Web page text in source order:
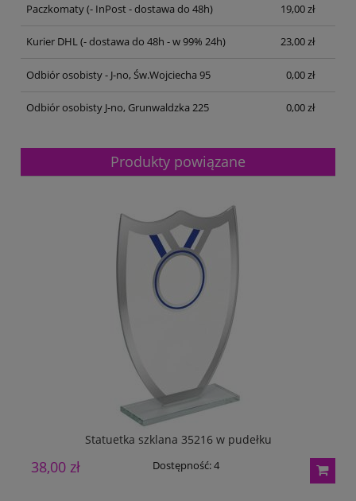
Paczkomaty(- InPost - dostawa do 48h) 19,00 zł
Kurier DHL(- dostawa do 48h - w 99% 24h) 23,00 zł
Odbiór osobisty - J-no, Św.Wojciecha 95 0,00 zł
Odbiór osobisty J-no, Grunwaldzka 225 0,00 zł
Produkty powiązane
Statuetka szklana 35216 w pudełku
38,00 zł Dostępność:4